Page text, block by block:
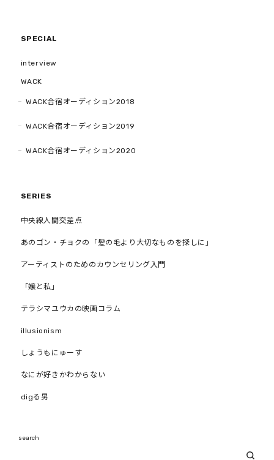
SPECIAL
interview
WACK
WACK合宿オーディション2018
WACK合宿オーディション2019
WACK合宿オーディション2020
SERIES
中央線人間交差点
あのゴン・チョクの「髪の毛より大切なものを探しに」
アーティストのためのカウンセリング入門
「嬢と私」
テラシマユウカの映画コラム
illusionism
しょうもにゅーす
なにが好きかわからない
digる男
search